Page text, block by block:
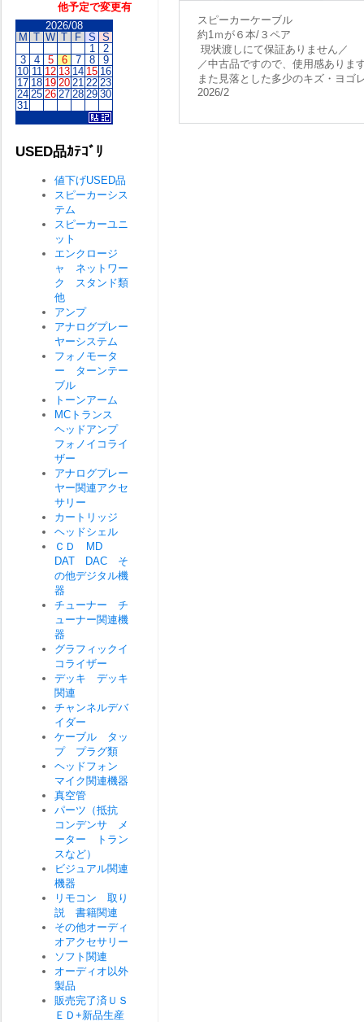
スピーカーケーブル
約1ｍが６本/３ペア
現状渡しにて保証ありません／
／中古品ですので、使用感ありま
また見落とした多少のキズ・ヨゴ
2026/2
他予定で変更有
2026/08
M T W T F S S
1
2
3
4 5 6 7 8
9
10 11 12 13 14 15 16
17 18 19 20 21 22 23
24 25 26 27 28 29 30
31
USED品ｶﾃｺﾞﾘ
値下げUSED品
スピーカーシス
テム
スピーカーユニ
ット
エンクロージ
ャ ネットワー
ク スタンド類
他
アンプ
アナログプレー
ヤーシステム
フォノモータ
ー ターンテー
ブル
トーンアーム
MCトランス
ヘッドアンプ
フォノイコライ
ザー
アナログプレー
ヤー関連アクセ
サリー
カートリッジ
ヘッドシェル
ＣＤ MD
DAT DAC そ
の他デジタル機
器
チューナー チ
ューナー関連機
器
グラフィックイ
コライザー
デッキ デッキ
関連
チャンネルデバ
イダー
ケーブル タッ
プ プラグ類
ヘッドフォン
マイク関連機器
真空管
パーツ（抵抗
コンデンサ メ
ーター トラン
スなど）
ビジュアル関連
機器
リモコン 取り
説 書籍関連
その他オーディ
オアクセサリー
ソフト関連
オーディオ以外
製品
販売完了済ＵＳ
ＥＤ+新品生産